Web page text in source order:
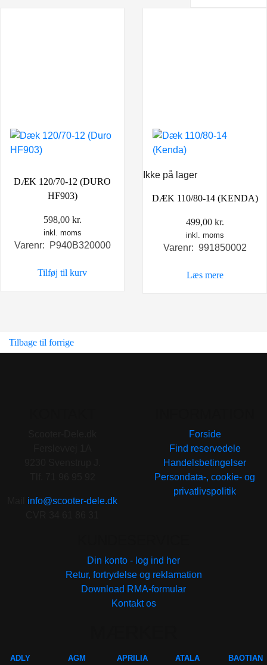
DÆK 120/70-12 (DURO
HF903)
598,00 kr.
inkl. moms
Varenr: P940B320000
Tilføj til kurv
Ikke på lager
DÆK 110/80-14 (KENDA)
499,00 kr.
inkl. moms
Varenr: 991850002
Læs mere
Tilbage til forrige
info@scooter-dele.dk
Forside
Find reservedele
Handelsbetingelser
Persondata-, cookie- og
privatlivspolitik
Din konto - log ind her
Retur, fortrydelse og reklamation
Download RMA-formular
Kontakt os
ADLY AGM APRILIA ATALA BAOTIAN